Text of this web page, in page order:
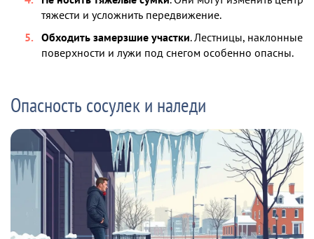
тяжести и усложнить передвижение.
Обходить замерзшие участки. Лестницы, наклонные
поверхности и лужи под снегом особенно опасны.
Опасность сосулек и наледи